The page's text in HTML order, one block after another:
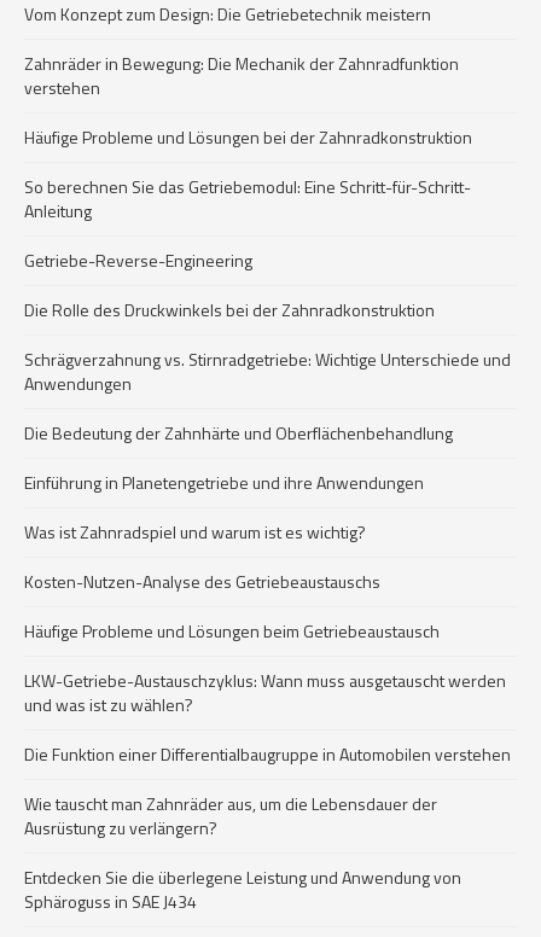
Vom Konzept zum Design: Die Getriebetechnik meistern
Zahnräder in Bewegung: Die Mechanik der Zahnradfunktion
verstehen
Häufige Probleme und Lösungen bei der Zahnradkonstruktion
So berechnen Sie das Getriebemodul: Eine Schritt-für-Schritt-
Anleitung
Getriebe-Reverse-Engineering
Die Rolle des Druckwinkels bei der Zahnradkonstruktion
Schrägverzahnung vs. Stirnradgetriebe: Wichtige Unterschiede und
Anwendungen
Die Bedeutung der Zahnhärte und Oberflächenbehandlung
Einführung in Planetengetriebe und ihre Anwendungen
Was ist Zahnradspiel und warum ist es wichtig?
Kosten-Nutzen-Analyse des Getriebeaustauschs
Häufige Probleme und Lösungen beim Getriebeaustausch
LKW-Getriebe-Austauschzyklus: Wann muss ausgetauscht werden
und was ist zu wählen?
Die Funktion einer Differentialbaugruppe in Automobilen verstehen
Wie tauscht man Zahnräder aus, um die Lebensdauer der
Ausrüstung zu verlängern?
Entdecken Sie die überlegene Leistung und Anwendung von
Sphäroguss in SAE J434